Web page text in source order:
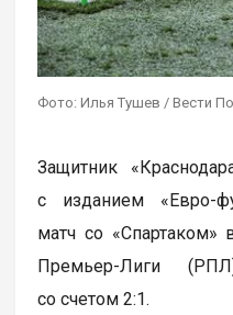
Фото: Илья Тушев / Вести
Защитник
с изданием «Евро-
матч со «Спартаком»
Премьер-Лиги
со счетом 2:1.